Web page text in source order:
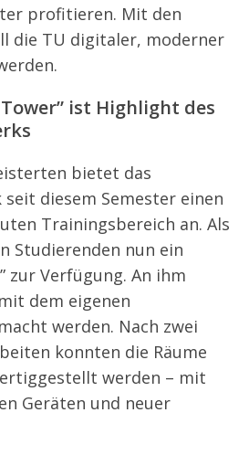
profitieren. Mit den
die TU digitaler, moderner
ist Highlight des
bietet das
diesem Semester einen
Trainingsbereich an. Als
Studierenden nun ein
zur Verfügung. An ihm
dem eigenen
werden. Nach zwei
konnten die Räume
werden – mit
Geräten und neuer